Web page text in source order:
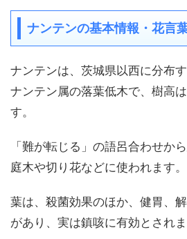
ナンテンの基本情報・花言
ナンテンは、茨城県以西に分布
ナンテン属の落葉低木で、樹高
す。
「難が転じる」の語呂合わせか
庭木や切り花などに使われます。
葉は、殺菌効果のほか、健胃、
があり、実は鎮咳に有効とされま